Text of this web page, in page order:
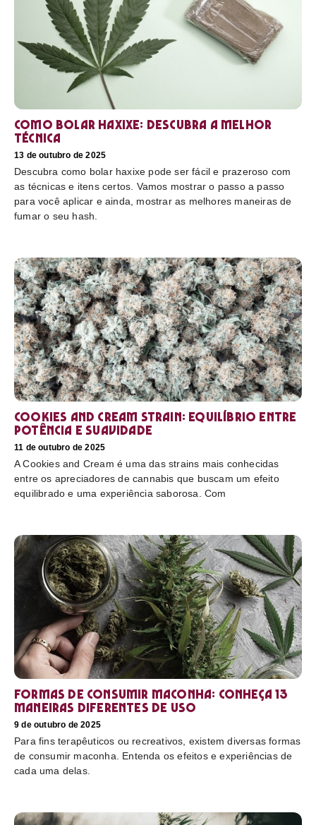
Como bolar haxixe: Descubra a melhor
técnica
13 de outubro de 2025
Descubra como bolar haxixe pode ser fácil e prazeroso com
as técnicas e itens certos. Vamos mostrar o passo a passo
para você aplicar e ainda, mostrar as melhores maneiras de
fumar o seu hash.
Cookies and Cream Strain: equilíbrio entre
potência e suavidade
11 de outubro de 2025
A Cookies and Cream é uma das strains mais conhecidas
entre os apreciadores de cannabis que buscam um efeito
equilibrado e uma experiência saborosa. Com
Formas de consumir maconha: conheça 13
maneiras diferentes de uso
9 de outubro de 2025
Para fins terapêuticos ou recreativos, existem diversas formas
de consumir maconha. Entenda os efeitos e experiências de
cada uma delas.